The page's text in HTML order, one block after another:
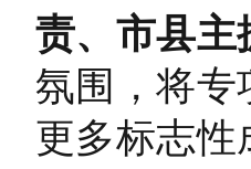
责、市县主
氛围，将
更多标志性